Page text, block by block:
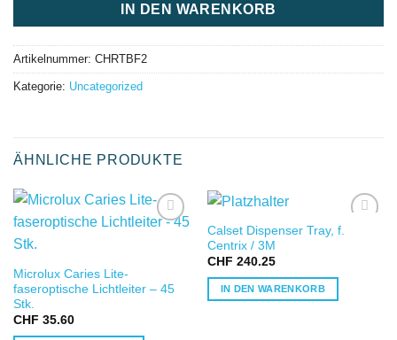
IN DEN WARENKORB
Artikelnummer: CHRTBF2
Kategorie: Uncategorized
ÄHNLICHE PRODUKTE
Microlux Caries Lite-
faseroptische Lichtleiter – 45
Stk.
CHF 35.60
IN DIE
Calset Dispenser Tray, f.
Centrix / 3M
CHF 240.25
IN DEN WARENKORB